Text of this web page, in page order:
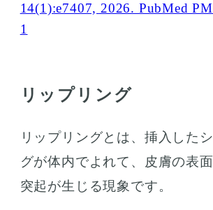
14(1):e7407, 2026. PubMed
1
リップリング
リップリングとは、挿入した
グが体内でよれて、皮膚の表
突起が生じる現象です。